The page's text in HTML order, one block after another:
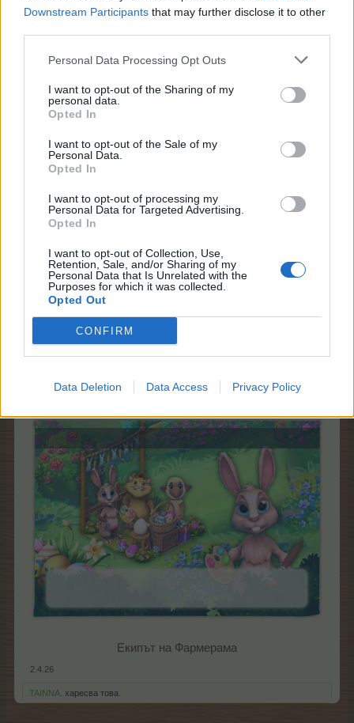
Downstream Participants that may further disclose it to other
Personal Data Processing Opt Outs
I want to opt-out of the Sharing of my
personal data.
Opted In
I want to opt-out of the Sale of my
Personal Data.
Opted In
I want to opt-out of processing my
Personal Data for Targeted Advertising.
Opted In
I want to opt-out of Collection, Use,
Retention, Sale, and/or Sharing of my
Personal Data that Is Unrelated with the
Purposes for which it was collected.
Opted Out
CONFIRM
Data Deletion Data Access Privacy Policy
А ето и повече информация за подаръка:​
Предмет
подарък
20:00
Екипът на Фармерама​
2.4.26
.TAINNA. харесва това.